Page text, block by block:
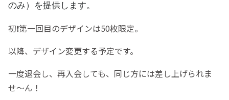
のみ）を提供します。
初❗️第一回目のデザインは50枚限定。
以降、デザイン変更する予定です。
一度退会し、再入会しても、同じ方には差し上げられま
せ〜ん！